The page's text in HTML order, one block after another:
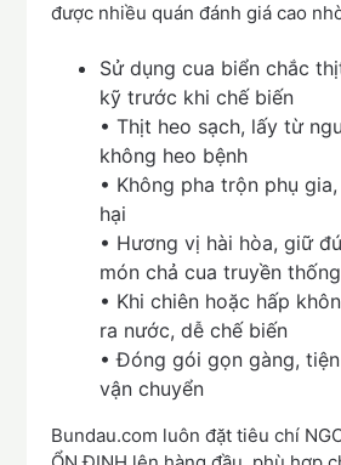
được nhiều quán đánh giá cao
Sử dụng cua biển chắc
kỹ trước khi chế biến
• Thịt heo sạch, lấy từ
không heo bệnh
• Không pha trộn phụ
hại
• Hương vị hài hòa, giữ
món chả cua truyền thống
• Khi chiên hoặc hấp
ra nước, dễ chế biến
• Đóng gói gọn gàng,
vận chuyển
Bundau.com luôn đặt tiêu chí